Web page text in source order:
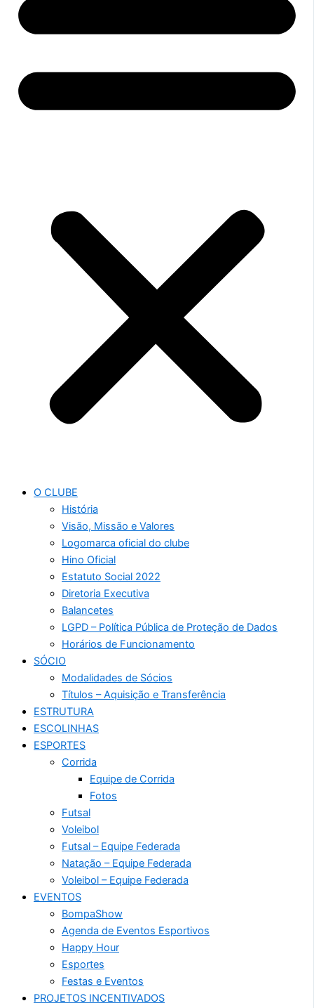
O CLUBE
História
Visão, Missão e Valores
Logomarca oficial do clube
Hino Oficial
Estatuto Social 2022
Diretoria Executiva
Balancetes
LGPD – Política Pública de Proteção de Dados
Horários de Funcionamento
SÓCIO
Modalidades de Sócios
Títulos – Aquisição e Transferência
ESTRUTURA
ESCOLINHAS
ESPORTES
Corrida
Equipe de Corrida
Fotos
Futsal
Voleibol
Futsal – Equipe Federada
Natação – Equipe Federada
Voleibol – Equipe Federada
EVENTOS
BompaShow
Agenda de Eventos Esportivos
Happy Hour
Esportes
Festas e Eventos
PROJETOS INCENTIVADOS